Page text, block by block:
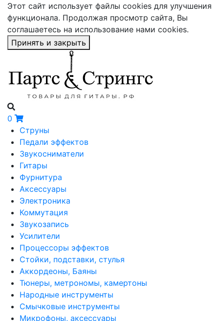
Этот сайт использует файлы cookies для улучшения
функционала. Продолжая просмотр сайта, Вы
соглашаетесь на использование нами cookies.
Принять и закрыть
0
Струны
Педали эффектов
Звукосниматели
Гитары
Фурнитура
Аксессуары
Электроника
Коммутация
Звукозапись
Усилители
Процессоры эффектов
Стойки, подставки, стулья
Аккордеоны, Баяны
Тюнеры, метрономы, камертоны
Народные инструменты
Смычковые инструменты
Микрофоны, аксессуары